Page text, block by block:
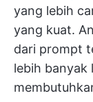
yang lebih
yang kuat.
dari prompt
lebih banyak